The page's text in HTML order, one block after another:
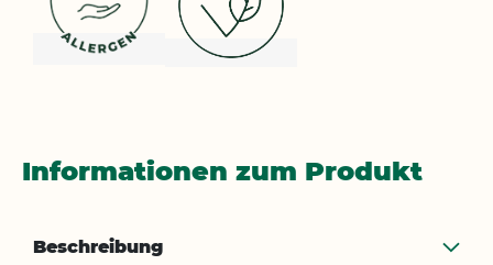
Informationen zum Produkt
Beschreibung